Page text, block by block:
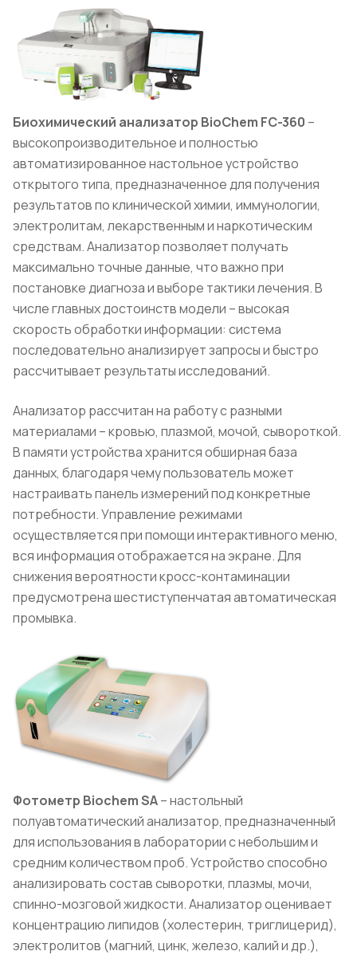
Биохимический анализатор BioChem FC-360 –
высокопроизводительное и полностью
автоматизированное настольное устройство
открытого типа, предназначенное для получения
результатов по клинической химии, иммунологии,
электролитам, лекарственным и наркотическим
средствам. Анализатор позволяет получать
максимально точные данные, что важно при
постановке диагноза и выборе тактики лечения. В
числе главных достоинств модели – высокая
скорость обработки информации: система
последовательно анализирует запросы и быстро
рассчитывает результаты исследований.
Анализатор рассчитан на работу с разными
материалами – кровью, плазмой, мочой, сывороткой.
В памяти устройства хранится обширная база
данных, благодаря чему пользователь может
настраивать панель измерений под конкретные
потребности. Управление режимами
осуществляется при помощи интерактивного меню,
вся информация отображается на экране. Для
снижения вероятности кросс-контаминации
предусмотрена шестиступенчатая автоматическая
промывка.
Фотометр Вiochem SA– настольный
полуавтоматический анализатор, предназначенный
для использования в лаборатории с небольшим и
средним количеством проб. Устройство способно
анализировать состав сыворотки, плазмы, мочи,
спинно-мозговой жидкости. Анализатор оценивает
концентрацию липидов (холестерин, триглицерид),
электролитов (магний, цинк, железо, калий и др.),